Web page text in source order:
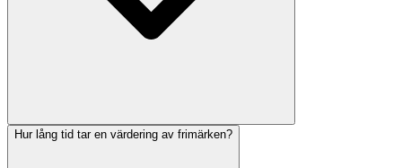
Hur lång tid tar en värdering av frimärken?